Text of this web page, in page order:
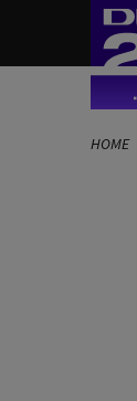
HOME